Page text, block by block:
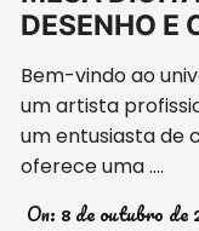
DESENHO E
Bem-vindo ao
um artista
um entusiasta de
oferece uma ….
On: 8 de outubro de